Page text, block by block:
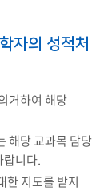
자의 성적처
거하여 해당
해당 교과목 담당
랍니다.
한 지도를 받지